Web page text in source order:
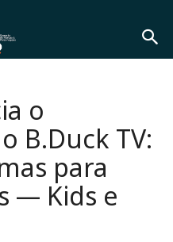
o
B.Duck TV:
para
— Kids e